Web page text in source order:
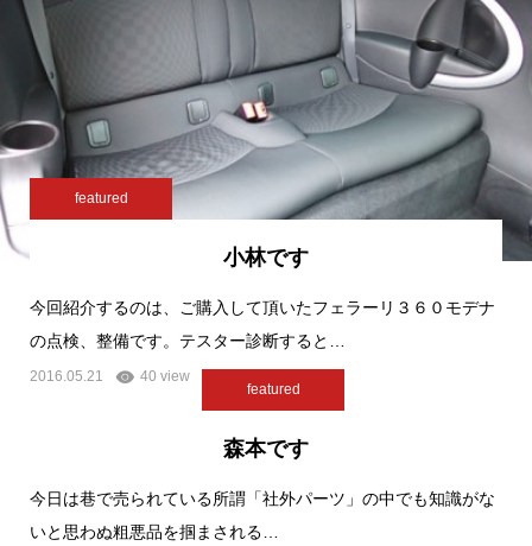
featured
小林です
今回紹介するのは、ご購入して頂いたフェラーリ３６０モデナ
の点検、整備です。テスター診断すると…
2016.05.21 40 view
featured
森本です
今日は巷で売られている所謂「社外パーツ」の中でも知識がな
いと思わぬ粗悪品を掴まされる…